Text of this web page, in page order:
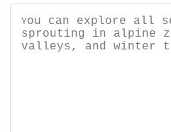
You can explore all
sprouting in alpine
valleys, and winter